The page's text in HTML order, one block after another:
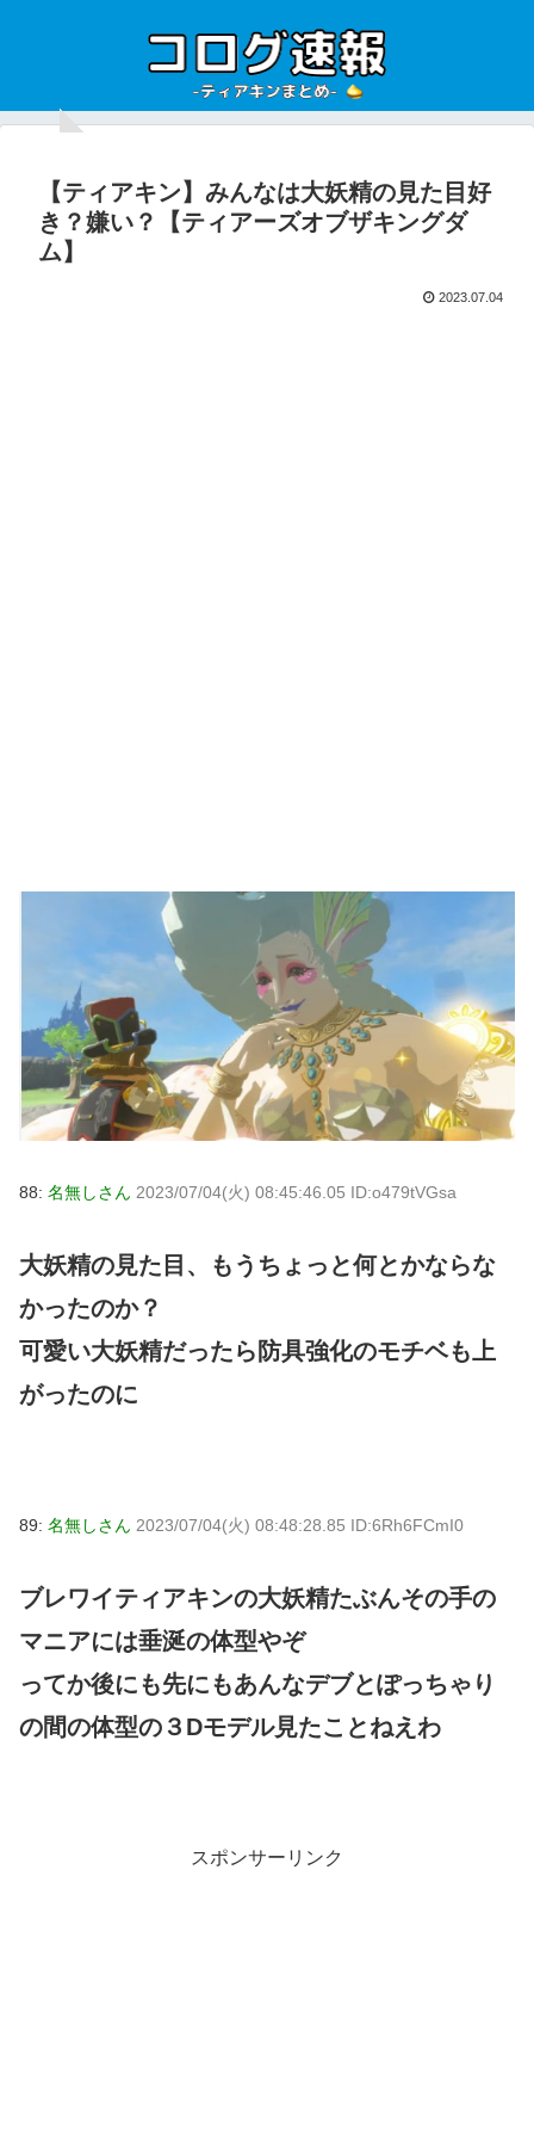
【ティアキン】みんなは大妖精の見た目好
き？嫌い？【ティアーズオブザキングダ
ム】
2023.07.04
88: 名無しさん 2023/07/04(火) 08:45:46.05 ID:o479tVGsa
大妖精の見た目、もうちょっと何とかならな
かったのか？
可愛い大妖精だったら防具強化のモチベも上
がったのに
89: 名無しさん 2023/07/04(火) 08:48:28.85 ID:6Rh6FCmI0
ブレワイティアキンの大妖精たぶんその手の
マニアには垂涎の体型やぞ
ってか後にも先にもあんなデブとぽっちゃり
の間の体型の３Dモデル見たことねえわ
スポンサーリンク